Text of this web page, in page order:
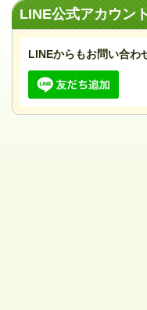
LINE公式アカウント
LINEからもお問い合わ